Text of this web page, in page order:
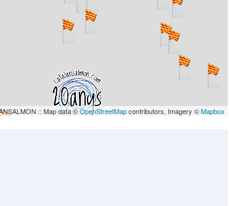
:: Map data ©OpenStreetMapcontributors, Imagery ©Mapbox